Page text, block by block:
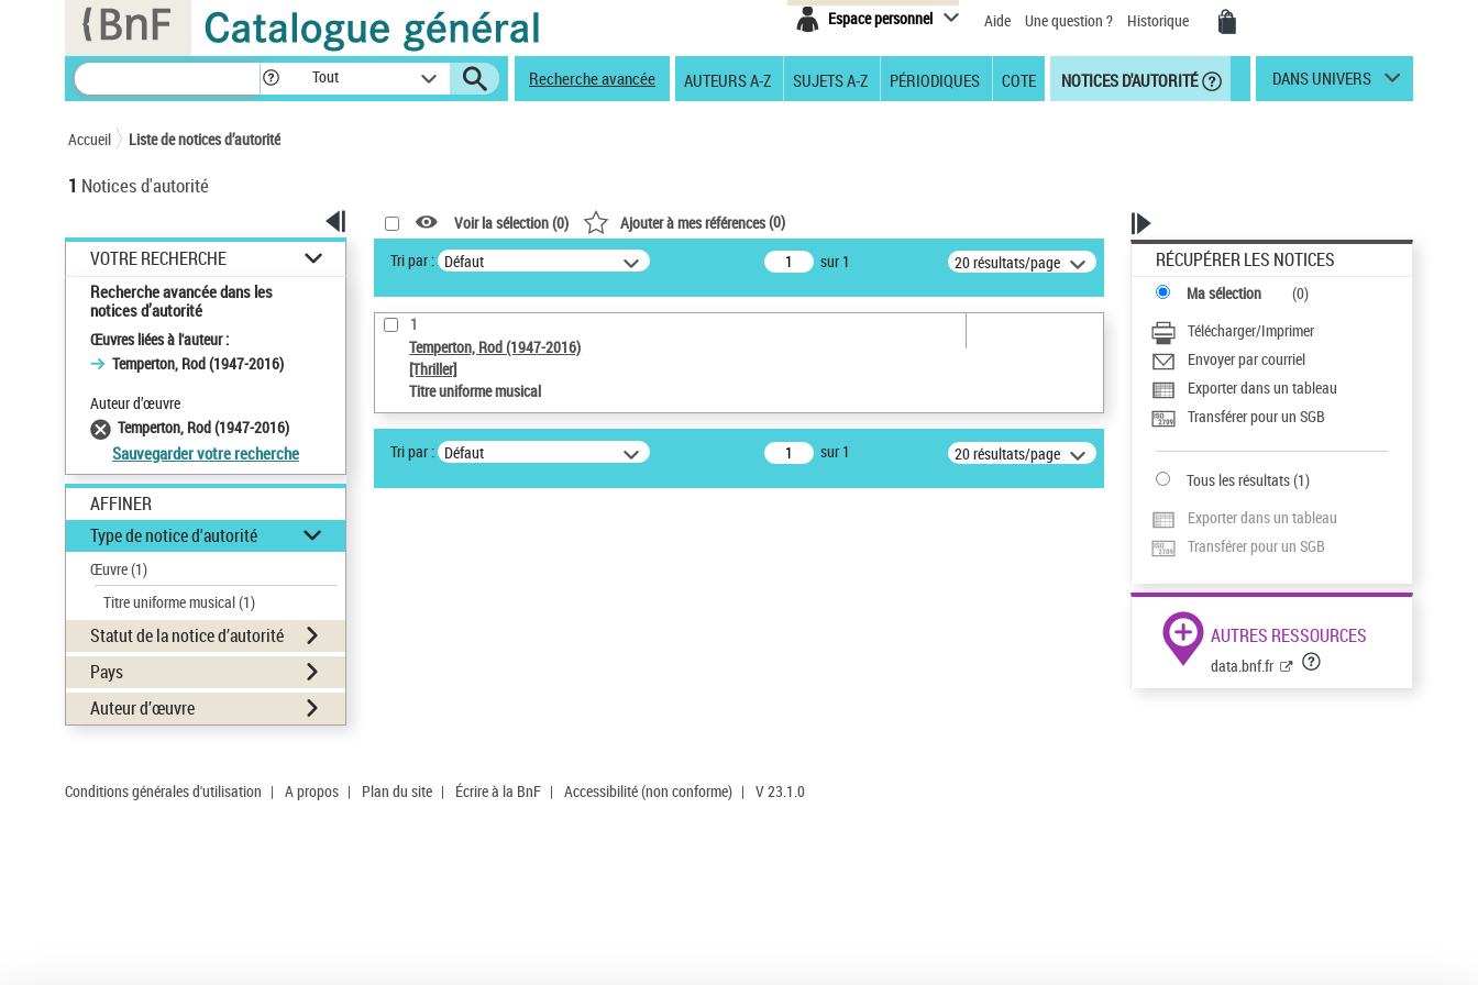
Espace personnel Aide Une question ? Historique
Tout Recherche avancée AUTEURS A-Z SUJETS A-Z PÉRIODIQUES COTE NOTICES D'AUTORITÉ DANS UNIVERS
Accueil Liste de notices d’autorité
1 Notices d'autorité
VOTRE RECHERCHE
Recherche avancée dans les
notices d’autorité
Œuvres liées à l'auteur :
Temperton, Rod (1947-2016)
Auteur d’œuvre
Temperton, Rod (1947-2016)
Sauvegarder votre recherche
AFFINER
Type de notice d'autorité
Œuvre(1)
Titre uniforme musical(1)
Statut de la notice d’autorité
Pays
Auteur d’œuvre
Voir la sélection (0) Ajouter à mes références(0)
Tri par : Défaut sur 1 20 résultats/page
1
Temperton, Rod (1947-2016)
[Thriller]
Titre uniforme musical
Tri par : Défaut sur 1 20 résultats/page
RÉCUPÉRER LES NOTICES
Ma sélection (0)
Télécharger/Imprimer
Envoyer par courriel
Exporter dans un tableau
Transférer pour un SGB
Tous les résultats(1)
Exporter dans un tableau
Transférer pour un SGB
AUTRES RESSOURCES
data.bnf.fr
Conditions générales d'utilisation | A propos | Plan du site | Écrire à la BnF | Accessibilité (non conforme) | V 23.1.0
Panneau de gestion des cookies